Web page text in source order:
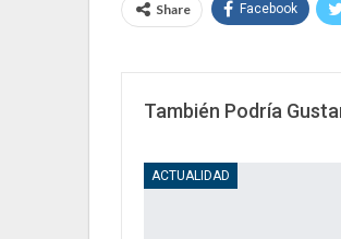
Share Facebook
También Podría
ACTUALIDAD